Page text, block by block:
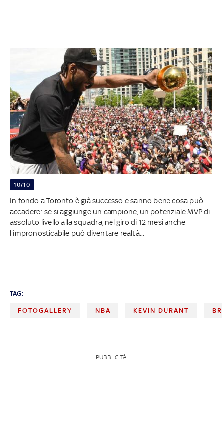
10/10
In fondo a Toronto è già successo e sanno bene cosa può
accadere: se si aggiunge un campione, un potenziale MVP di
assoluto livello alla squadra, nel giro di 12 mesi anche
l'impronosticabile può diventare realtà...
TAG:
FOTOGALLERY NBA KEVIN DURANT
PUBBLICITÀ